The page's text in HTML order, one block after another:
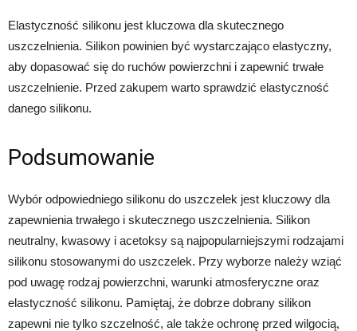
Elastyczność silikonu jest kluczowa dla skutecznego
uszczelnienia. Silikon powinien być wystarczająco elastyczny,
aby dopasować się do ruchów powierzchni i zapewnić trwałe
uszczelnienie. Przed zakupem warto sprawdzić elastyczność
danego silikonu.
Podsumowanie
Wybór odpowiedniego silikonu do uszczelek jest kluczowy dla
zapewnienia trwałego i skutecznego uszczelnienia. Silikon
neutralny, kwasowy i acetoksy są najpopularniejszymi rodzajami
silikonu stosowanymi do uszczelek. Przy wyborze należy wziąć
pod uwagę rodzaj powierzchni, warunki atmosferyczne oraz
elastyczność silikonu. Pamiętaj, że dobrze dobrany silikon
zapewni nie tylko szczelność, ale także ochronę przed wilgocią,